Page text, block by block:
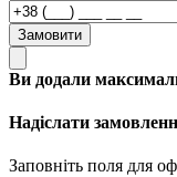
Замовити
Ви додали
Надіслати
Заповніть поля для